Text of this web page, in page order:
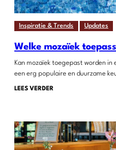
Inspiratie & Trends Updates
Welke mozaïek
Kan mozaïek toegepast worden in
een erg populaire en duurzame
LEES VERDER